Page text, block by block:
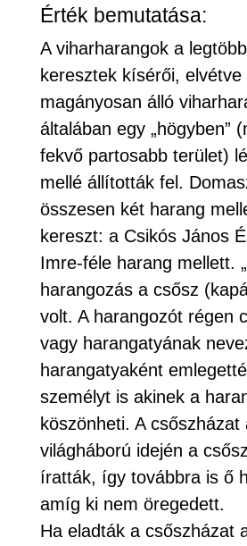
Érték bemutatása:
A viharharangok a
keresztek kísérői, elvétve
magányosan álló
általában egy „högyben”
fekvő partosabb terület)
mellé állították fel.
összesen két harang
kereszt: a Csikós János
Imre-féle harang mellett.
harangozás a csősz
volt. A harangozót régen
vagy harangatyának
harangatyaként
személyt is akinek a
köszönheti. A csőszházat
világháború idején a
íratták, így továbbra is ő
amíg ki nem öregedett.
Ha eladták a csőszházat